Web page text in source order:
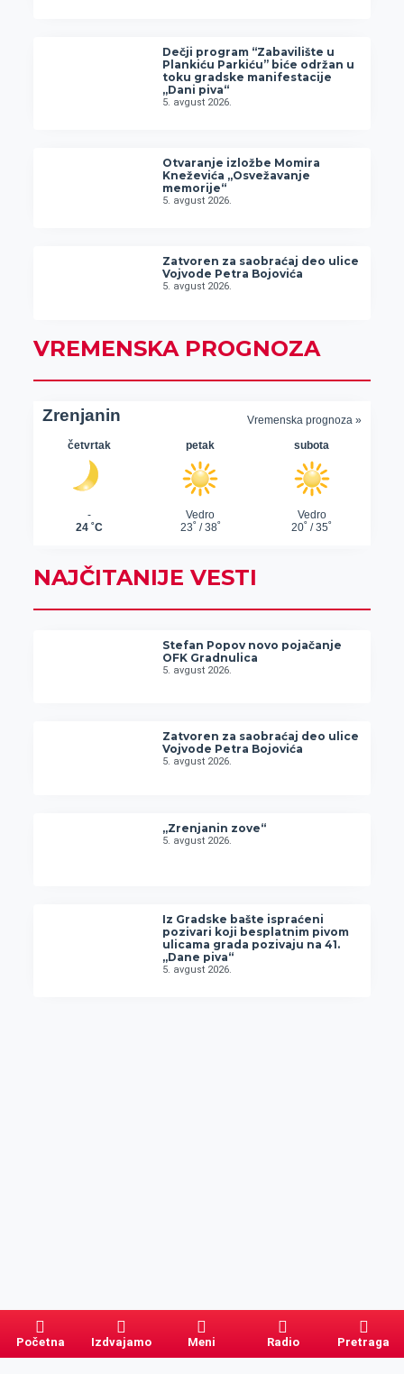
Dečji program “Zabavilište u
Plankiću Parkiću” biće održan u
toku gradske manifestacije
„Dani piva“
5. avgust 2026.
Otvaranje izložbe Momira
Kneževića „Osvežavanje
memorije“
5. avgust 2026.
Zatvoren za saobraćaj deo ulice
Vojvode Petra Bojovića
5. avgust 2026.
VREMENSKA PROGNOZA
NAJČITANIJE VESTI
Stefan Popov novo pojačanje
OFK Gradnulica
5. avgust 2026.
Zatvoren za saobraćaj deo ulice
Vojvode Petra Bojovića
5. avgust 2026.
„Zrenjanin zove“
5. avgust 2026.
Iz Gradske bašte ispraćeni
pozivari koji besplatnim pivom
ulicama grada pozivaju na 41.
„Dane piva“
5. avgust 2026.
Početna Izdvajamo Meni Radio Pretraga